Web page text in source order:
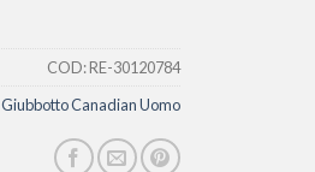
COD:RE-30120784
Giubbotto Canadian Uomo